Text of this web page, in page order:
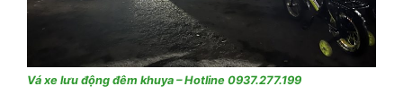
Vá xe lưu động đêm khuya – Hotline 0937.277.199